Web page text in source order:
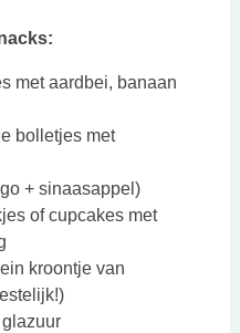
met aardbei, banaan
bolletjes met
+ sinaasappel)
of cupcakes met
kroontje van